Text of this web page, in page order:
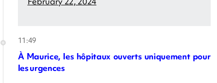
11:49
À Maurice, les hôpitaux ouverts uniquement pour
les urgences